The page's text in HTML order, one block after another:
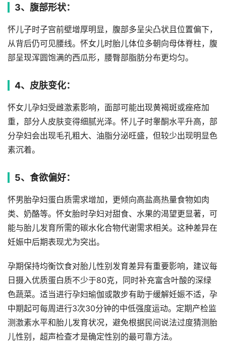
3、腹部形状：
怀儿子时子宫前壁增厚明显，腹部多呈尖凸状且位置偏下，
从背后仍可见腰线。怀女儿时胎儿体位多朝向母体脊柱，腹
部呈现浑圆饱满的西瓜形，腰臀部脂肪分布更均匀。
4、皮肤变化：
怀女儿孕妇受雌激素影响，面部可能出现黄褐斑或痤疮加
重，部分人皮肤变得细腻光泽。怀儿子时睾酮水平升高，部
分孕妇会出现毛孔粗大、油脂分泌旺盛，但较少出现明显色
素沉着。
5、食欲偏好：
怀男胎孕妇蛋白质需求增加，更倾向高盐高热量食物如肉
类、奶酪等。怀女胎时孕妇对甜食、水果的渴望更显著，可
能与胎儿发育所需的碳水化合物代谢需求相关。这种差异在
妊娠中后期表现尤为突出。
孕期保持均衡饮食对胎儿性别发育差异有重要影响，建议每
日摄入优质蛋白质不少于80克，同时补充富含叶酸的深绿
色蔬菜。适当进行孕妇瑜伽或散步有助于缓解妊娠不适，孕
中期起可每周进行3次30分钟的中低强度运动。定期产检监
测激素水平和胎儿发育状况，避免根据民间说法过度猜测胎
儿性别，超声检查才是确定性别的最可靠方法。